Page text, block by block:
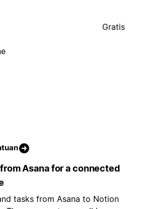
Gratis
Asana for a connected
tasks from Asana to Notion